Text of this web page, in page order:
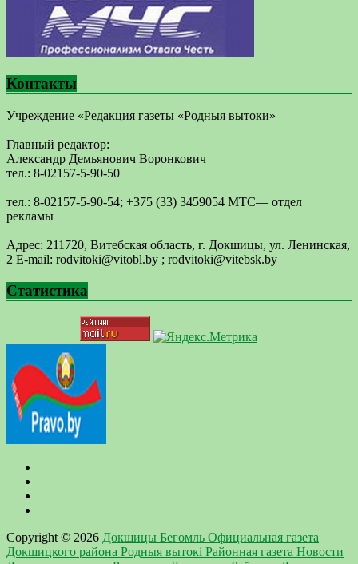
Контакты
Учреждение «Редакция газеты «Родныя вытоки»
Главный редактор:
Александр Демьянович Воронкович
тел.: 8-02157-5-90-50
тел.: 8-02157-5-90-54; +375 (33) 3459054 МТС— отдел
рекламы
Адрес: 211720, Витебская область, г. Докшицы, ул. Ленинская,
2 E-mail: ​rodvitoki@​​vitobl​.by ; rodvitoki@vitebsk.by
Статистика
Copyright © 2026 Докшицы Бегомль Официальная газета
Докшицкого района Родныя вытокi Районная газета Новости